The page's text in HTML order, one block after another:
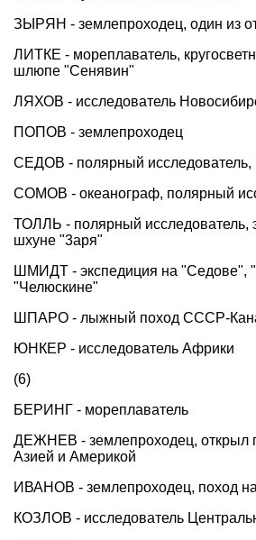
ЗЫРЯН - землепроходец, один из
ЛИТКЕ - мореплаватель,
шлюпе "Сенявин"
ЛЯХОВ - исследователь
ПОПОВ - землепроходец
СЕДОВ - полярный исследователь,
СОМОВ - океанограф, полярный
ТОЛЛЬ - полярный исследователь,
шхуне "3аря"
ШМИДТ - экспедиция на "Седове",
"Челюскине"
ШПАРО - лыжный поход СССР-
ЮНКЕР - исследователь Африки
(6)
БЕРИНГ - мореплаватель
ДЕЖНЕВ - землепроходец, открыл
Азией и Америкой
ИВАНОВ - землепроходец, поход
КОЗЛОВ - исследователь